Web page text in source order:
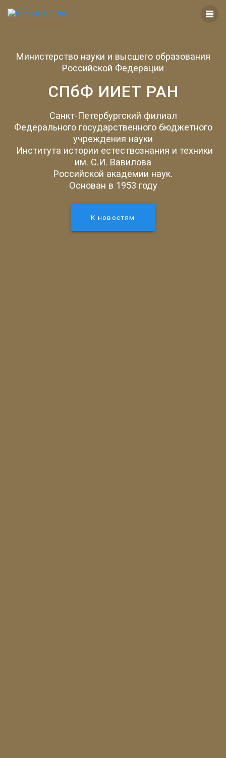
Министерство науки и высшего образования
Российской Федерации
СПбФ ИИЕТ РАН
Санкт-Петербургский филиал
Федерального государственного бюджетного
учреждения науки
Института истории естествознания и техники
им. С.И. Вавилова
Российской академии наук.
Основан в 1953 году
К новостям